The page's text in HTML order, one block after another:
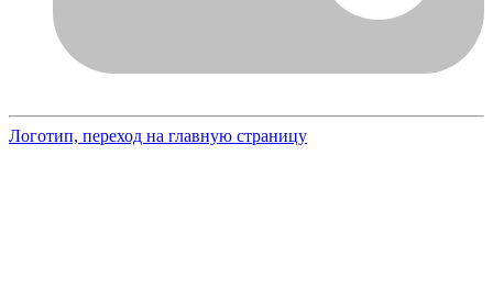
Логотип, переход на главную страницу